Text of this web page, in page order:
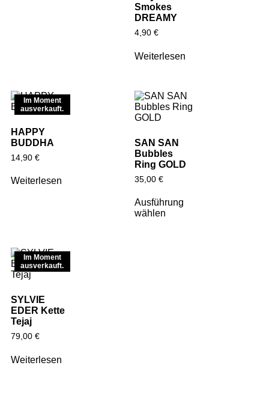
Smokes
DREAMY
4,90 €
Weiterlesen
Im Moment
ausverkauft.
HAPPY
BUDDHA
14,90 €
Weiterlesen
SAN SAN
Bubbles
Ring GOLD
35,00 €
Ausführung
wählen
Im Moment
ausverkauft.
SYLVIE
EDER Kette
Tejaj
79,00 €
Weiterlesen